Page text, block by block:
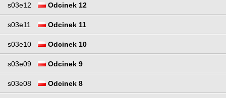
s03e12 Odcinek 12
s03e11 Odcinek 11
s03e10 Odcinek 10
s03e09 Odcinek 9
s03e08 Odcinek 8